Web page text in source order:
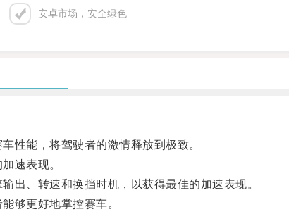
安卓市场，安全绿色
能，将驾驶者的激情释放到极致。
速表现。
、转速和换挡时机，以获得最佳的加速表现。
够更好地掌控赛车。